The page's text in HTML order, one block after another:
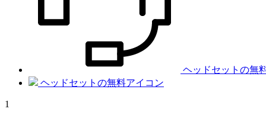
ヘッドセットの無
ヘッドセットの無料アイコン
1